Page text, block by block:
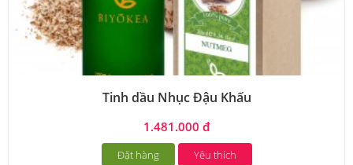
Tinh dầu Nhục Đậu Khấu
1.481.000 đ
Đặt hàng Yêu thích